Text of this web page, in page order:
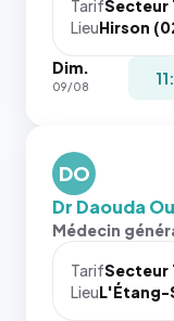
navigateur
pas la
place, et
les trois
dernières
images de
l'annuaire
dans ce
cas. #}
TarifSecteur 1
LieuHirson
Dim.
09/08
DO
Dr Daouda
Médecin
TarifSecteur
LieuL'Étang-